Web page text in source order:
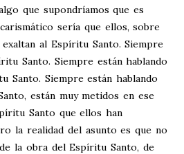
que supondríamos que es
sería que ellos, sobre
al Espíritu Santo. Siempre
Santo. Siempre están hablando
Santo. Siempre están hablando
están muy metidos en ese
Santo que ellos han
la realidad del asunto es que no
la obra del Espíritu Santo, de